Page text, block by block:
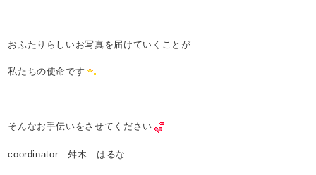
おふたりらしいお写真を届けていくことが
私たちの使命です
そんなお手伝いをさせてください
coordinator 舛木 はるな